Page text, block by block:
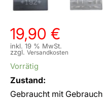
19,90 €
inkl. 19 % MwSt.
zzgl. Versandkosten
Vorrätig
Zustand:
Gebraucht mit